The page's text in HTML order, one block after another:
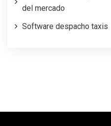
del mercado
Software despacho taxis